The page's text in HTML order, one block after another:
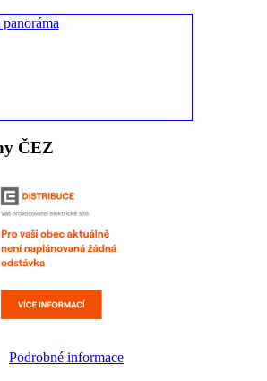
ČEZ
Podrobné informace